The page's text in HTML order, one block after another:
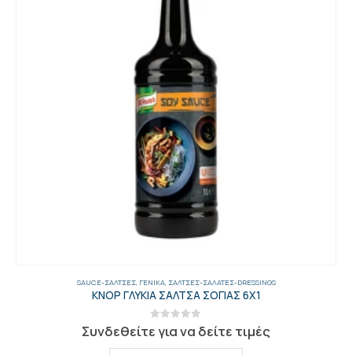
SAUCE-ΣΆΛΤΣΕΣ, ΓΕΝΙΚΑ, ΣΆΛΤΣΕΣ-ΣΑΛΆΤΕΣ-DRESSINGS
ΚΝΟΡ ΓΛΥΚΙΑ ΣΑΛΤΣΑ ΣΟΓΙΑΣ 6Χ1
out of 5
Συνδεθείτε για να δείτε τιμές